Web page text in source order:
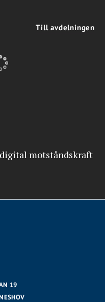
Till avdelningen
digital motståndskraft
19